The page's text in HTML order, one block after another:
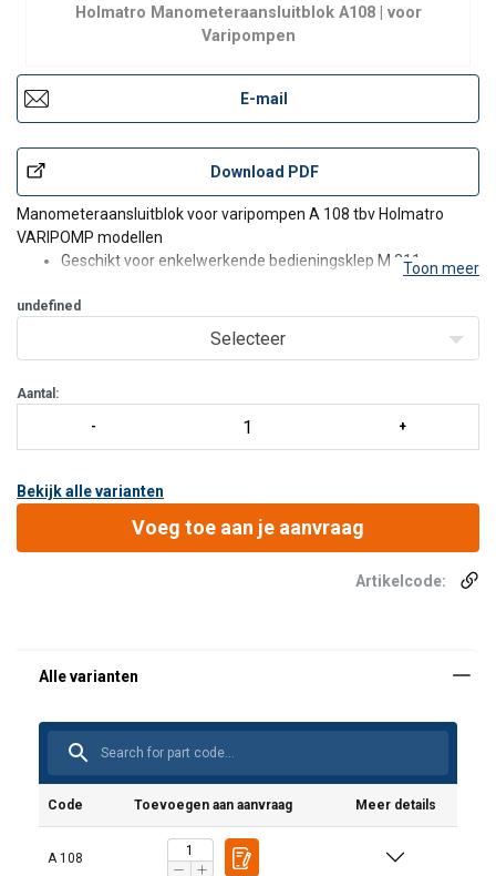
Holmatro Manometeraansluitblok A108 | voor
Varipompen
E-mail
Download PDF
Manometeraansluitblok voor varipompen A 108 tbv Holmatro
VARIPOMP modellen
Geschikt voor enkelwerkende bedieningsklep M 311
uitwendig en ½" NPT inwendig voor manometer
Manometer in een hoek van 45° te plaatsen d.m.v. knie,
Toon meer
undefined
Selecteer
Aantal:
Bekijk alle varianten
Voeg toe aan je aanvraag
Artikelcode:
Code Toevoegen aan aanvraag Meer details
A 108
Manometer in een hoek van 45° te plaatsen d.m.v.